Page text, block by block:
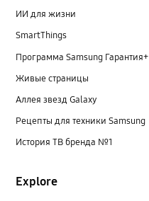
ИИ для жизни
SmartThings
Программа Samsung Гарантия+
Живые страницы
Аллея звезд Galaxy
Рецепты для техники Samsung
История ТВ бренда №1
Explore